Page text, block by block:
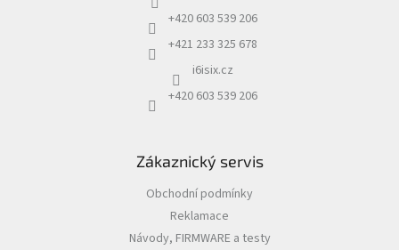
+420 603 539 206
+421 233 325 678
i6isix.cz
+420 603 539 206
Zákaznický servis
Obchodní podmínky
Reklamace
Návody, FIRMWARE a testy